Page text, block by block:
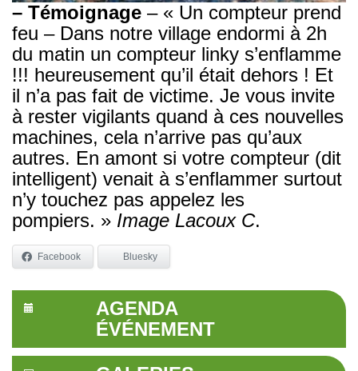
– Témoignage – « Un compteur prend
feu – Dans notre village endormi à 2h
du matin un compteur linky s’enflamme
!!! heureusement qu’il était dehors ! Et
il n’a pas fait de victime. Je vous invite
à rester vigilants quand à ces nouvelles
machines, cela n’arrive pas qu’aux
autres. En amont si votre compteur (dit
intelligent) venait à s’enflammer surtout
n’y touchez pas appelez les
pompiers. » Image Lacoux C.
Facebook Bluesky
AGENDA
ÉVÉNEMENT